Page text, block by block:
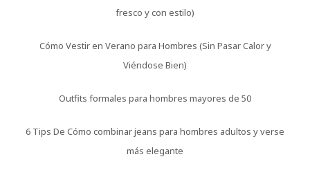
fresco y con estilo)
Cómo Vestir en Verano para Hombres (Sin Pasar Calor y
Viéndose Bien)
Outfits formales para hombres mayores de 50
6 Tips De Cómo combinar jeans para hombres adultos y verse
más elegante